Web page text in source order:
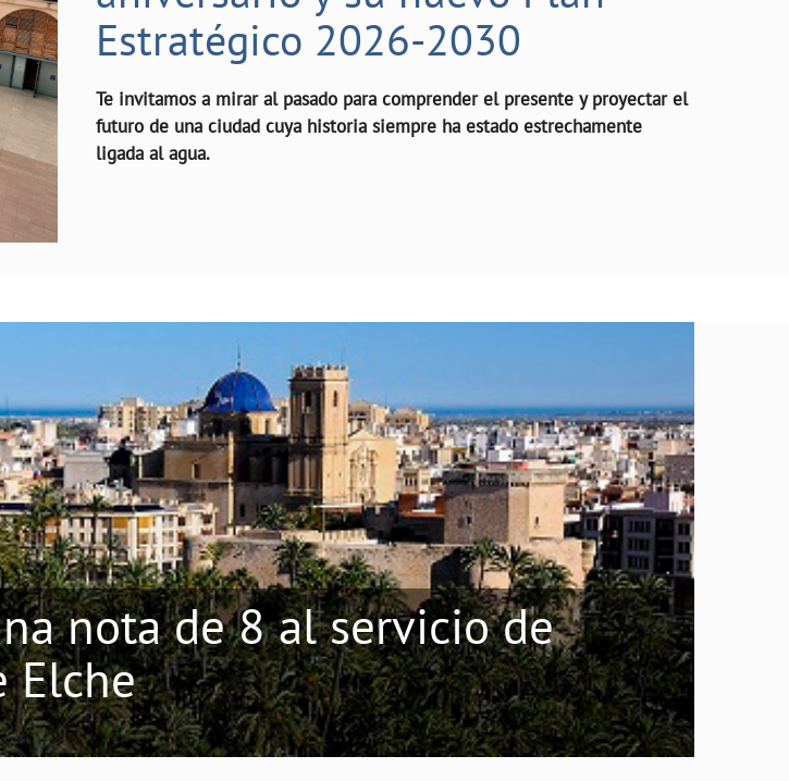
Estratégico 2026-2030
Te invitamos a mirar al pasado para comprender el presente y proyectar el
futuro de una ciudad cuya historia siempre ha estado estrechamente
ligada al agua.
de Elche
nota de 8 al servicio de
Elche